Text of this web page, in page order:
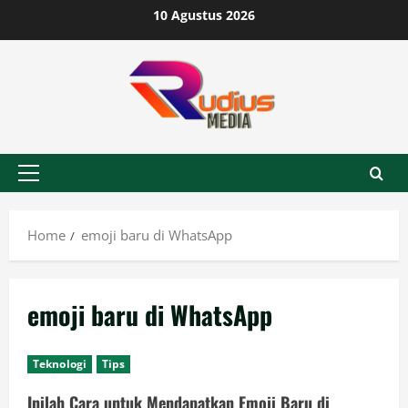
to
10 Agustus 2026
Primary
Home
emoji baru di WhatsApp
emoji baru di WhatsApp
Teknologi Tips
Inilah Cara untuk Mendapatkan Emoji Baru di